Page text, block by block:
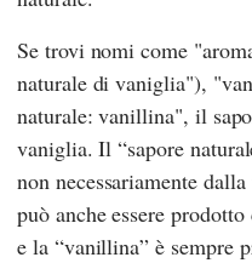
Se trovi nomi come
naturale di vaniglia"),
naturale: vanillina", il
vaniglia. Il “sapore
non necessariamente
può anche essere
e la “vanillina” è sempre